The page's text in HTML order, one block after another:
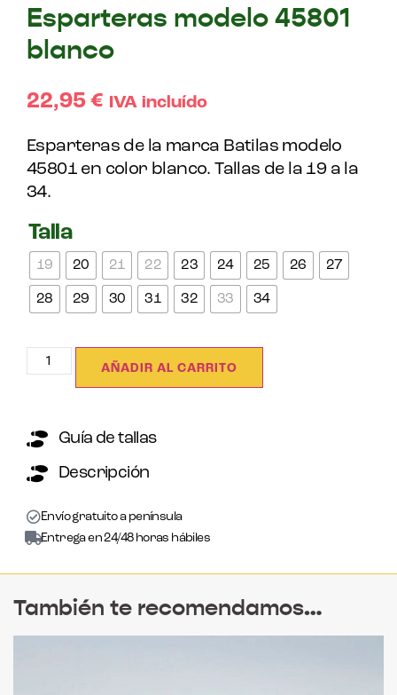
Esparteras modelo 45801
blanco
22,95 € IVA incluído
Esparteras de la marca Batilas modelo
45801 en color blanco. Tallas de la 19 a la
34.
Talla
19 20 21 22 23 24 25 26 27
28 29 30 31 32 33 34
AÑADIR AL CARRITO
Guía de tallas
Descripción
Envío gratuito a península
Entrega en 24/48 horas hábiles
También te recomendamos…